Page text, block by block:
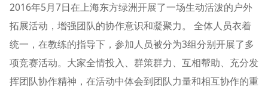
2016年5月7日在上海东方绿洲开展了一场生动活泼的户外
拓展活动，增强团队的协作意识和凝聚力。 全体人员衣着
统一，在教练的指导下，参加人员被分为3组分别开展了多
项竞赛活动。大家全情投入、群策群力、互相帮助、充分发
挥团队协作精神，在活动中体会到团队力量和相互协作的重